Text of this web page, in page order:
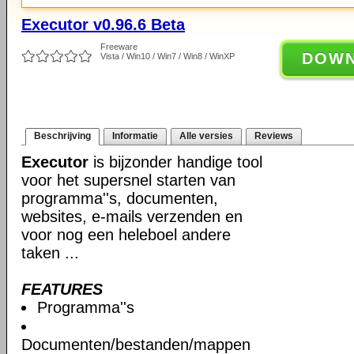
Executor v0.96.6 Beta
Freeware
Vista / Win10 / Win7 / Win8 / WinXP
Beschrijving Informatie Alle versies Reviews
Executor is bijzonder handige tool
voor het supersnel starten van
programma''s, documenten,
websites, e-mails verzenden en
voor nog een heleboel andere
taken ...
FEATURES
Programma''s
Documenten/bestanden/mappen